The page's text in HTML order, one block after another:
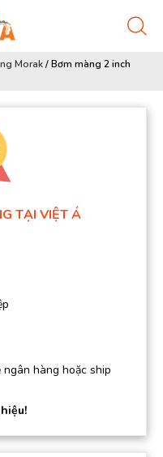
Morak/Bơm màng 2 inch
TẠI VIỆT Á
hàng hoặc ship